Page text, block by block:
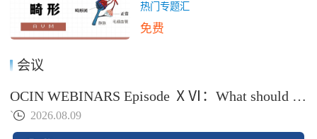
热门专题汇
免费
会议
OCIN WEBINARS Episode ⅩⅥ：What should be avoided in DAVF embolization？
` 2026.08.09